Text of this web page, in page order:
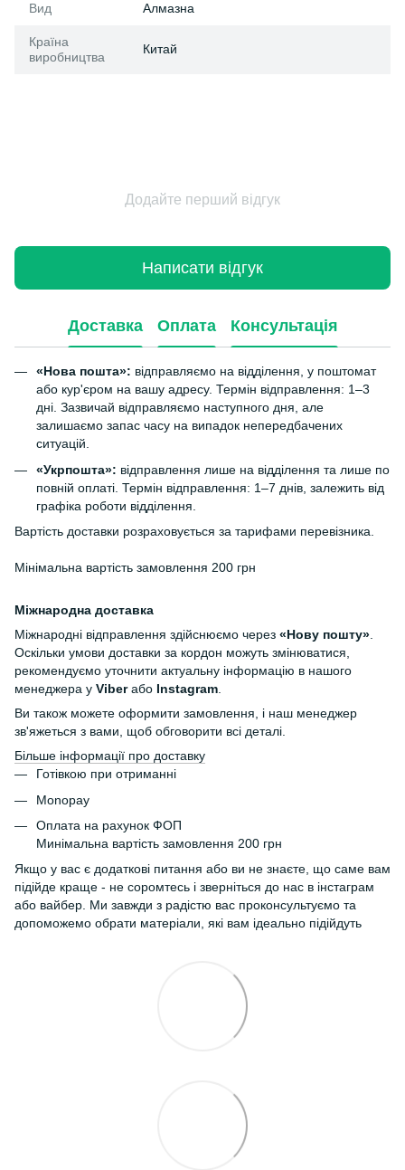
Вид Алмазна
Країна
виробництва
Китай
Додайте перший відгук
Написати відгук
Доставка Оплата Консультація
«Нова пошта»: відправляємо на відділення, у поштомат
або кур'єром на вашу адресу. Термін відправлення: 1–3
дні. Зазвичай відправляємо наступного дня, але
залишаємо запас часу на випадок непередбачених
ситуацій.
«Укрпошта»: відправлення лише на відділення та лише по
повній оплаті. Термін відправлення: 1–7 днів, залежить від
графіка роботи відділення.
Вартість доставки розраховується за тарифами перевізника.
Мінімальна вартість замовлення 200 грн
Міжнародна доставка
Міжнародні відправлення здійснюємо через «Нову пошту»
Оскільки умови доставки за кордон можуть змінюватися,
рекомендуємо уточнити актуальну інформацію в нашого
менеджера у Viberабо Instagram
Ви також можете оформити замовлення, і наш менеджер
зв'яжеться з вами, щоб обговорити всі деталі.
Більше інформації про доставку
Готівкою при отриманні
Monopay
Оплата на рахунок ФОП
Минімальна вартість замовлення 200 грн
Якщо у вас є додаткові питання або ви не знаєте, що саме вам
підійде краще - не соромтесь і зверніться до нас в інстаграм
або вайбер. Ми завжди з радістю вас проконсультуємо та
допоможемо обрати матеріали, які вам ідеально підійдуть